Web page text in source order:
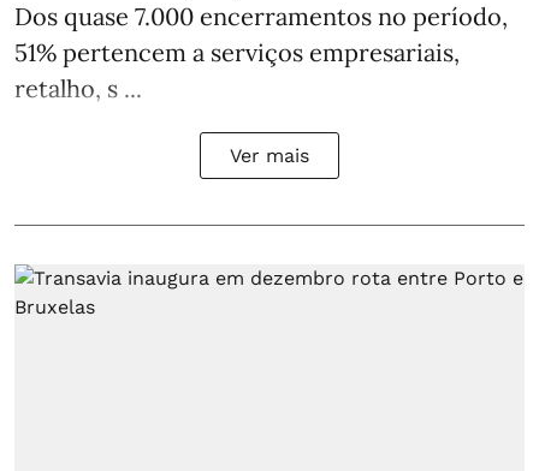
Dos quase 7.000 encerramentos no período,
51% pertencem a serviços empresariais,
retalho, s ...
Ver mais